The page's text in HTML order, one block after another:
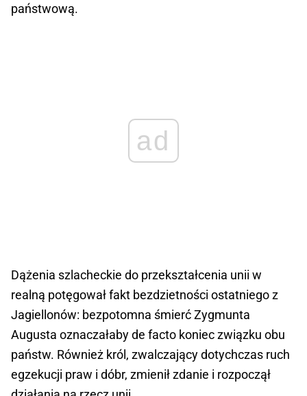
państwową.
ad
Dążenia szlacheckie do przekształcenia unii w
realną potęgował fakt bezdzietności ostatniego z
Jagiellonów: bezpotomna śmierć Zygmunta
Augusta oznaczałaby de facto koniec związku obu
państw. Również król, zwalczający dotychczas ruch
egzekucji praw i dóbr, zmienił zdanie i rozpoczął